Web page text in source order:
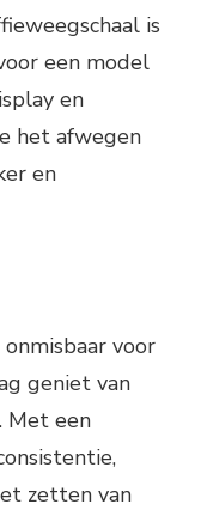
is
een model
en
het afwegen
en
voor
geniet van
Met een
zetten van